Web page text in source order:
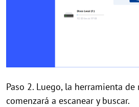
Paso 2. Luego, la herramienta de
comenzará a escanear y buscar.